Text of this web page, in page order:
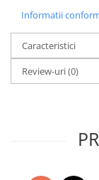
Informatii
Caracteristici
Review-uri(0)